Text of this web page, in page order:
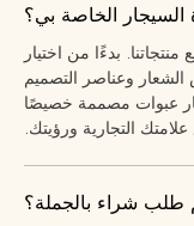
الخاصة بي؟
بدءًا من اختيار
الشعار وعناصر التصميم
عبوات مصممة خصيصًا
التجارية ورؤيتك.
طلب شراء بالجملة؟